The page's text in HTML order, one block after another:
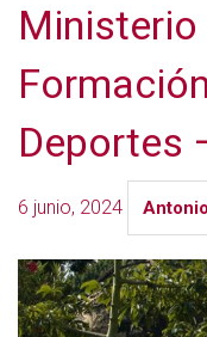
Ministerio
Deportes
6 junio, 2024